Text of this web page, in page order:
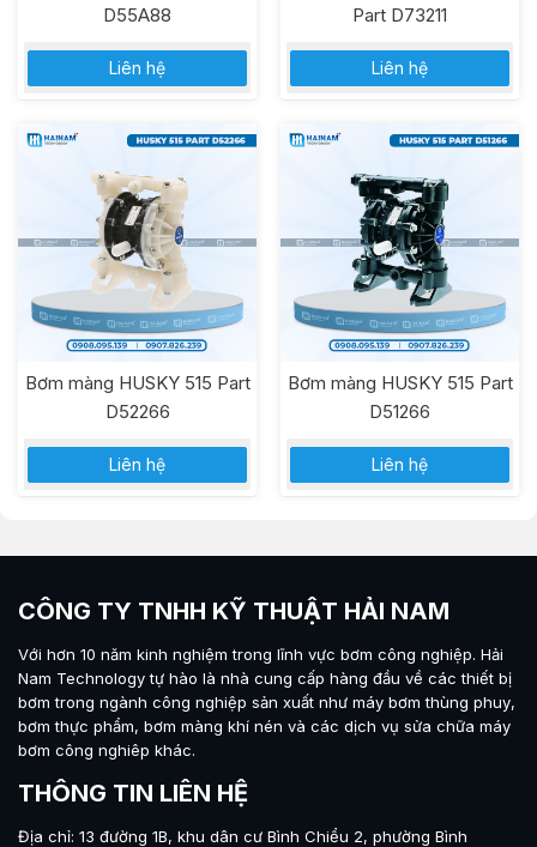
D55A88
Liên hệ
Part D73211
Liên hệ
Bơm màng HUSKY 515 Part
D52266
Liên hệ
Bơm màng HUSKY 515 Part
D51266
Liên hệ
CÔNG TY TNHH KỸ THUẬT HẢI NAM
Với hơn 10 năm kinh nghiệm trong lĩnh vực bơm công nghiệp. Hải
Nam Technologytự hào là nhà cung cấp hàng đầu về các thiết bị
bơm trong ngành công nghiệp sản xuất như máy bơm thùng phuy,
bơm thực phẩm, bơm màng khí nén và các dịch vụ sửa chữa máy
bơm công nghiêp khác.
THÔNG TIN LIÊN HỆ
Địa chỉ: 13 đường 1B, khu dân cư Bình Chiểu 2, phường Bình